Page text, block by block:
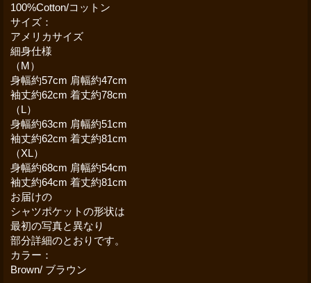
100%Cotton/コットン
サイズ：
アメリカサイズ
細身仕様
（M）
身幅約57cm 肩幅約47cm
袖丈約62cm 着丈約78cm
（L）
身幅約63cm 肩幅約51cm
袖丈約62cm 着丈約81cm
（XL）
身幅約68cm 肩幅約54cm
袖丈約64cm 着丈約81cm
お届けの
シャツポケットの形状は
最初の写真と異なり
部分詳細のとおりです。
カラー：
Brown/ ブラウン